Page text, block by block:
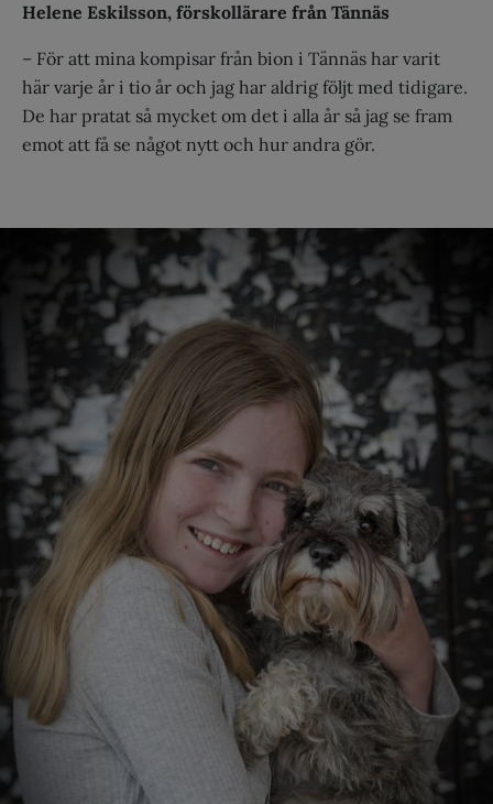
Helene Eskilsson, förskollärare från Tännäs
– För att mina kompisar från bion i Tännäs har varit
här varje år i tio år och jag har aldrig följt med tidigare.
De har pratat så mycket om det i alla år så jag se fram
emot att få se något nytt och hur andra gör.